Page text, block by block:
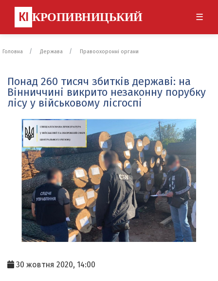
КІ КРОПИВНИЦЬКИЙ ☰
Головна Держава Правоохоронні органи
Понад 260 тисяч збитків державі: на
Вінниччині викрито незаконну порубку
лісу у військовому лісгоспі
30 жовтня 2020, 14:00